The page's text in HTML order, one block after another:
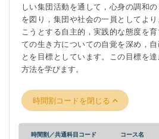
しい集団活動を通して，心身の調和
を図り，集団や社会の一員としてよ
こうとする自主的，実践的な態度を
ての生き方についての自覚を深め，
とを目標としています。この目標を
方法を学びます。
時間割コードを閉じる
時間割／共通科目コード コース名